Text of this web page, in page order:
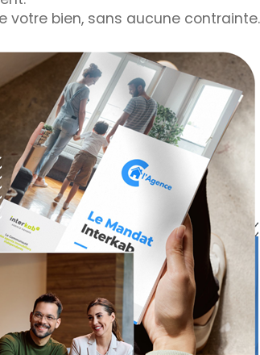
votre bien, sans aucune contrainte.